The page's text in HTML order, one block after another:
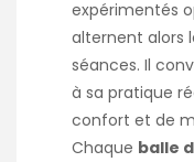
expérimentés
alternent alors
séances. Il
à sa pratique
confort et de
Chaque balle